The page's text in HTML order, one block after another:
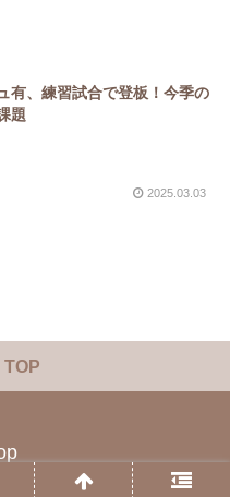
有、練習試合で登板！今季の
題
2025.03.03
TOP